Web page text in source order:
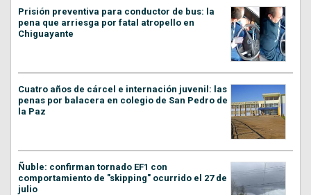
Prisión preventiva para conductor de bus: la
pena que arriesga por fatal atropello en
Chiguayante
Cuatro años de cárcel e internación juvenil: las
penas por balacera en colegio de San Pedro de
la Paz
Ñuble: confirman tornado EF1 con
comportamiento de "skipping" ocurrido el 27 de
julio